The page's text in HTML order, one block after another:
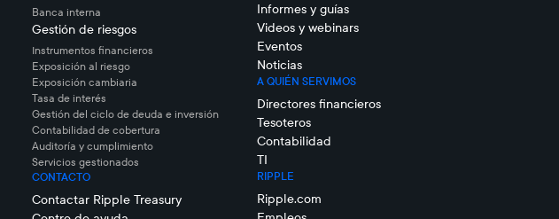
Banca interna
Gestión de riesgos
Instrumentos financieros
Exposición al riesgo
Exposición cambiaria
Tasa de interés
Gestión del ciclo de deuda e inversión
Contabilidad de cobertura
Auditoría y cumplimiento
Servicios gestionados
CONTACTO
Contactar Ripple Treasury
Informes y guías
Videos y webinars
Eventos
Noticias
A QUIÉN SERVIMOS
Directores financieros
Tesoteros
Contabilidad
TI
RIPPLE
Ripple.com